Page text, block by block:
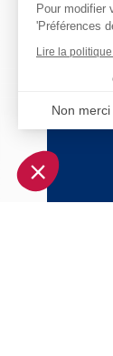
Pour modifier
'Préférences
Lire la
Non merci
Plateforme
Notre